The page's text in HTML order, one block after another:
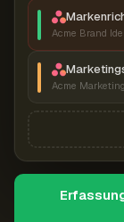
Acme Brand
Acme Marketing